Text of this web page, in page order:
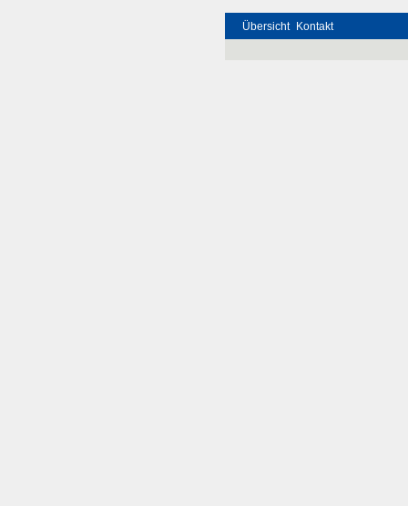
Übersicht Kontakt